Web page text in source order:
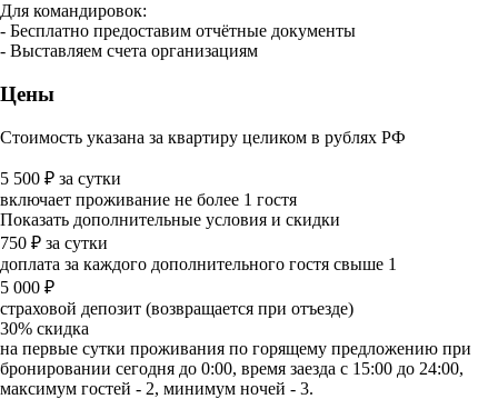
Для командировок:
- Бесплатно предоставим отчётные документы
- Выставляем счета организациям
Цены
Стоимость указана за квартиру целиком в рублях РФ
5 500 ₽ за сутки
включает проживание не более 1 гостя
Показать дополнительные условия и скидки
750 ₽ за сутки
доплата за каждого дополнительного гостя свыше 1
5 000 ₽
страховой депозит (возвращается при отъезде)
30% скидка
на первые сутки проживания по горящему предложению при
бронировании сегодня до 0:00, время заезда с 15:00 до 24:00,
максимум гостей - 2, минимум ночей - 3.